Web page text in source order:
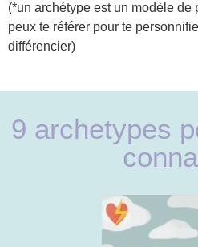
(*un archétype est un modèle de
peux te référer pour te
différencier)
9 archetypes